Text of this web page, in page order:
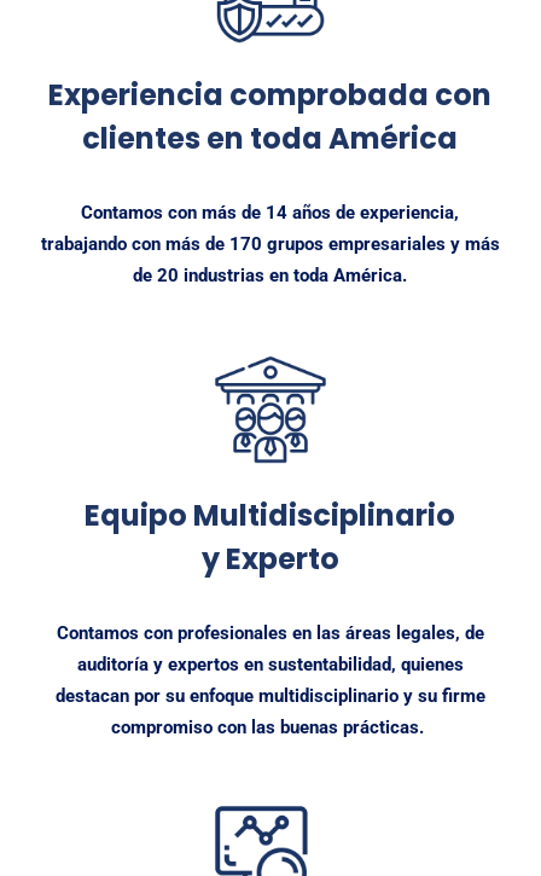
Experiencia comprobada con
clientes en toda América
Contamos con más de 14 años de experiencia,
trabajando con más de 170 grupos empresariales y más
de 20 industrias en toda América.
Equipo Multidisciplinario
y Experto
Contamos con profesionales en las áreas legales, de
auditoría y expertos en sustentabilidad, quienes
destacan por su enfoque multidisciplinario y su firme
compromiso con las buenas prácticas.